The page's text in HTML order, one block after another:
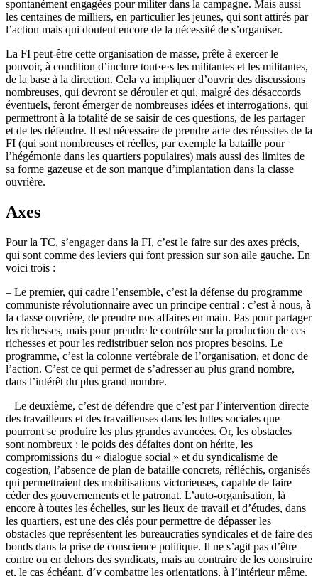
spontanément engagées pour militer dans la campagne. Mais aussi
les centaines de milliers, en particulier les jeunes, qui sont attirés par
l’action mais qui doutent encore de la nécessité de s’organiser.
La FI peut-être cette organisation de masse, prête à exercer le
pouvoir, à condition d’inclure tout·e·s les militantes et les militantes,
de la base à la direction. Cela va impliquer d’ouvrir des discussions
nombreuses, qui devront se dérouler et qui, malgré des désaccords
éventuels, feront émerger de nombreuses idées et interrogations, qui
permettront à la totalité de se saisir de ces questions, de les partager
et de les défendre. Il est nécessaire de prendre acte des réussites de la
FI (qui sont nombreuses et réelles, par exemple la bataille pour
l’hégémonie dans les quartiers populaires) mais aussi des limites de
sa forme gazeuse et de son manque d’implantation dans la classe
ouvrière.
Axes
Pour la TC, s’engager dans la FI, c’est le faire sur des axes précis,
qui sont comme des leviers qui font pression sur son aile gauche. En
voici trois :
– Le premier, qui cadre l’ensemble, c’est la défense du programme
communiste révolutionnaire avec un principe central : c’est à nous, à
la classe ouvrière, de prendre nos affaires en main. Pas pour partager
les richesses, mais pour prendre le contrôle sur la production de ces
richesses et pour les redistribuer selon nos propres besoins. Le
programme, c’est la colonne vertébrale de l’organisation, et donc de
l’action. C’est ce qui permet de s’adresser au plus grand nombre,
dans l’intérêt du plus grand nombre.
– Le deuxième, c’est de défendre que c’est par l’intervention directe
des travailleurs et des travailleuses dans les luttes sociales que
pourront se produire les plus grandes avancées. Or, les obstacles
sont nombreux : le poids des défaites dont on hérite, les
compromissions du « dialogue social » et du syndicalisme de
cogestion, l’absence de plan de bataille concrets, réfléchis, organisés
qui permettraient des mobilisations victorieuses, capable de faire
céder des gouvernements et le patronat. L’auto-organisation, là
encore à toutes les échelles, sur les lieux de travail et d’études, dans
les quartiers, est une des clés pour permettre de dépasser les
obstacles que représentent les bureaucraties syndicales et de faire des
bonds dans la prise de conscience politique. Il ne s’agit pas d’être
contre ou en dehors des syndicats, mais au contraire de les construire
et, le cas échéant, d’y combattre les orientations, à l’intérieur même.